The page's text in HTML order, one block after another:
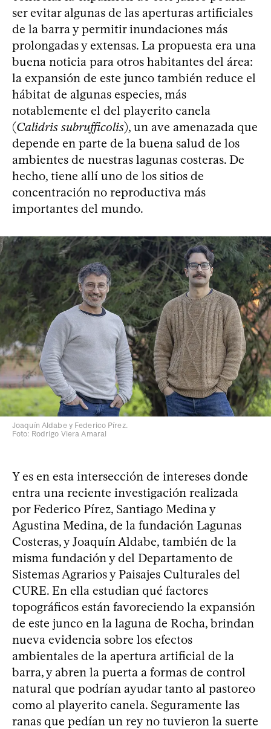
ser evitar algunas de las aperturas artificiales
de la barra y permitir inundaciones más
prolongadas y extensas. La propuesta era una
buena noticia para otros habitantes del área:
la expansión de este junco también reduce el
hábitat de algunas especies, más
notablemente el del playerito canela
(Calidris subrufficolis), un ave amenazada que
depende en parte de la buena salud de los
ambientes de nuestras lagunas costeras. De
hecho, tiene allí uno de los sitios de
concentración no reproductiva más
importantes del mundo.
Joaquín Aldabe y Federico Pírez.
Foto: Rodrigo Viera Amaral
Y es en esta intersección de intereses donde
entra una reciente investigación realizada
por Federico Pírez, Santiago Medina y
Agustina Medina, de la fundación Lagunas
Costeras, y Joaquín Aldabe, también de la
misma fundación y del Departamento de
Sistemas Agrarios y Paisajes Culturales del
CURE. En ella estudian qué factores
topográficos están favoreciendo la expansión
de este junco en la laguna de Rocha, brindan
nueva evidencia sobre los efectos
ambientales de la apertura artificial de la
barra, y abren la puerta a formas de control
natural que podrían ayudar tanto al pastoreo
como al playerito canela. Seguramente las
ranas que pedían un rey no tuvieron la suerte